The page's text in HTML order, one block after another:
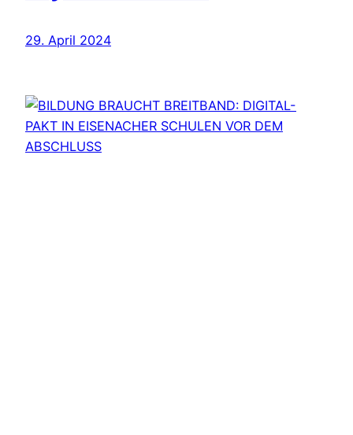
29. April 2024